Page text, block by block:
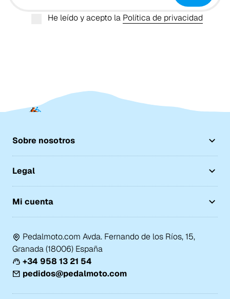
He leído y acepto la Política de privacidad
Sobre nosotros
Legal
Mi cuenta
Pedalmoto.com Avda. Fernando de los Ríos, 15,
Granada (18006) España
+34 958 13 21 54
pedidos@pedalmoto.com